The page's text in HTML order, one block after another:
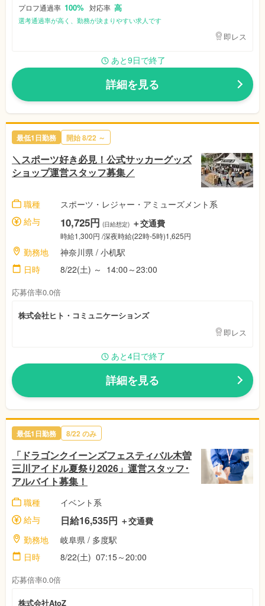
プロフ通過率 100% 対応率 高
選考通過率が高く、勤務が決まりやすい求人です
即レス
あと9日で終了
詳細を見る
最低1日勤務 開始8/22 ～
＼スポーツ好き必見！公式サッカーグッズ
ショップ運営スタッフ募集／
職種
スポーツ・レジャー・アミューズメント系
給与
10,725円 (日給想定) ＋交通費
時給1,300円 /深夜時給(22時-5時)1,625円
勤務地 神奈川県 / 小机駅
日時
8/22(土) ～ 14:00～23:00
応募倍率0.0倍
株式会社ヒト・コミュニケーションズ
即レス
あと4日で終了
詳細を見る
最低1日勤務 8/22のみ
「ドラゴンクイーンズフェスティバル木曽
三川アイドル夏祭り2026」運営スタッフ･
アルバイト募集！
職種
イベント系
給与
日給16,535円 ＋交通費
勤務地
岐阜県 / 多度駅
日時
8/22(土) 07:15～20:00
応募倍率0.0倍
株式会社AtoZ